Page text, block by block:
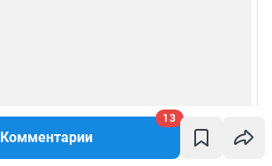
Комментарии
13